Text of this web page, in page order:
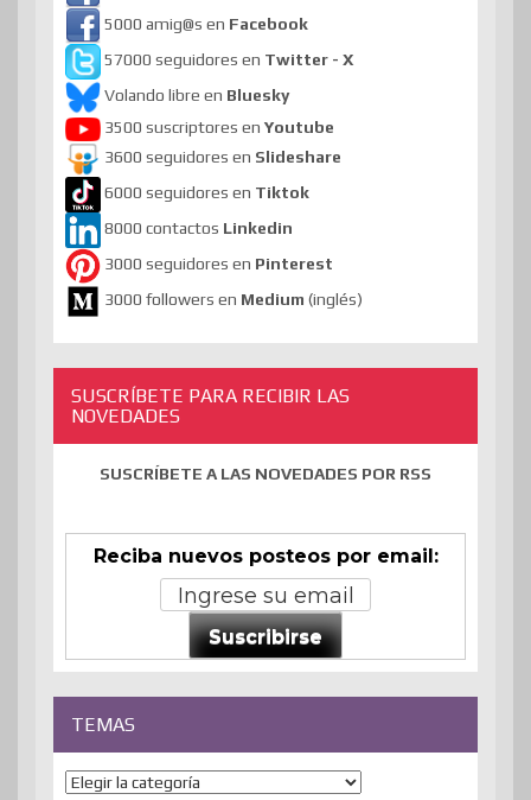
5000 amig@s en Facebook
57000 seguidores en Twitter - X
Volando libre en Bluesky
3500 suscriptores en Youtube
3600 seguidores en Slideshare
6000 seguidores en Tiktok
8000 contactos Linkedin
3000 seguidores en Pinterest
3000 followers en Medium (inglés)
SUSCRÍBETE PARA RECIBIR LAS
NOVEDADES
SUSCRÍBETE A LAS NOVEDADES POR RSS
Reciba nuevos posteos por email:
Suscribirse
TEMAS
Temas